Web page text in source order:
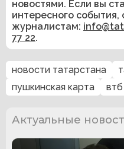
новостями. Если вы
интересного
журналистам:
77 22.
новости татарстана
пушкинская карта
втб
Актуальные